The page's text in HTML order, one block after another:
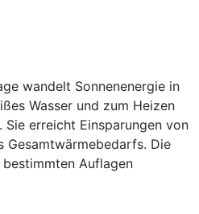
wandelt Sonnenenergie in
Wasser und zum Heizen
erreicht Einsparungen von
Gesamtwärmebedarfs. Die
Auflagen